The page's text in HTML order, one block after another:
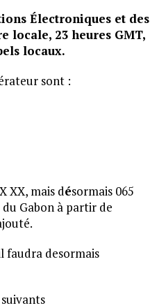
Électroniques et des
locale, 23 heures GMT,
locaux.
sont :
XX, mais désormais 065
Gabon à partir de
faudra desormais